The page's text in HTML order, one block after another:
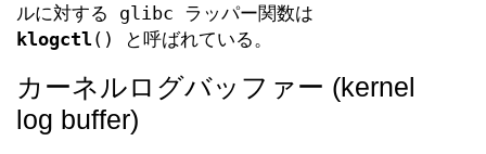
ルに対する glibc ラッパー関数は
klogctl () と呼ばれている。
カーネルログバッファー (kernel
log buffer)